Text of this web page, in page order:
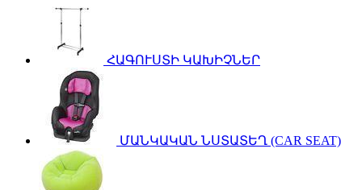
ՀԱԳՈՒՍՏԻ ԿԱԽԻՉՆԵՐ
ՄԱՆԿԱԿԱՆ ՆՍՏԱՏԵՂ (CAR SEAT)